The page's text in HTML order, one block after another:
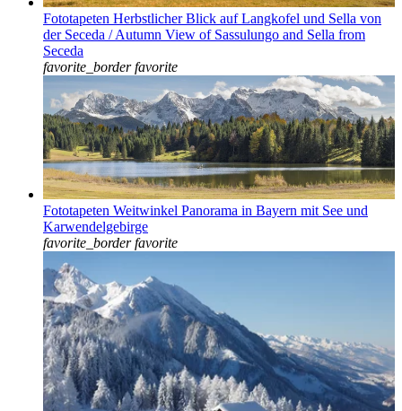
Fototapeten Herbstlicher Blick auf Langkofel und Sella von
der Seceda / Autumn View of Sassulungo and Sella from
Seceda
favorite_border favorite
Fototapeten Weitwinkel Panorama in Bayern mit See und
Karwendelgebirge
favorite_border favorite